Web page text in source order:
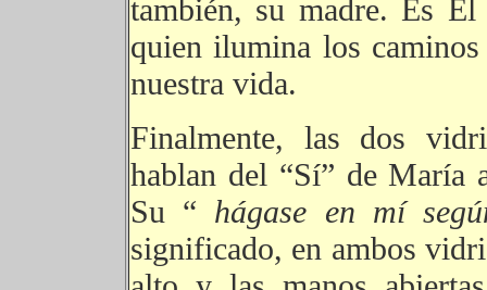
también, su madre. Es
quien ilumina los
nuestra vida.
Finalmente, las dos
hablan del “Sí” de María
Su “ hágase en mí
significado, en ambos